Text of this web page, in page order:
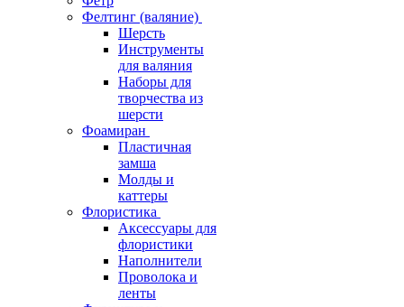
Фелтинг (валяние)
Шерсть
Инструменты
для валяния
Наборы для
творчества из
шерсти
Фоамиран
Пластичная
замша
Молды и
каттеры
Флористика
Аксессуары для
флористики
Наполнители
Проволока и
ленты